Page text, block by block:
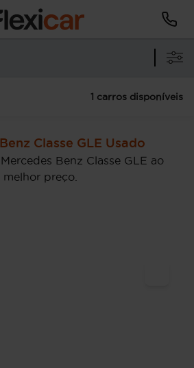
1 carros disponíveis
Classe GLE Usado
Benz Classe GLE ao
melhor preço.